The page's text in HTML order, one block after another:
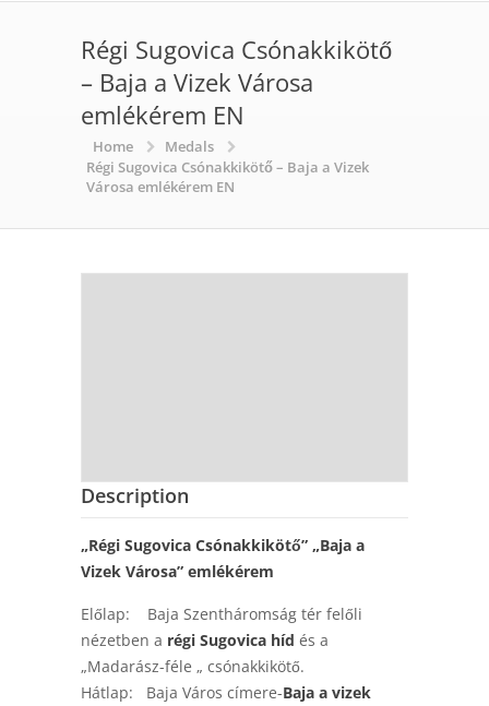
Régi Sugovica Csónakkikötő
– Baja a Vizek Városa
emlékérem EN
Home
Medals
Régi Sugovica Csónakkikötő – Baja a Vizek
Városa emlékérem EN
Description
„Régi Sugovica Csónakkikötő” „Baja a
Vizek Városa” emlékérem
Előlap: Baja Szentháromság tér felőli
nézetben a régi Sugovica híd és a
„Madarász-féle „ csónakkikötő.
Hátlap: Baja Város címere-Baja a vizek